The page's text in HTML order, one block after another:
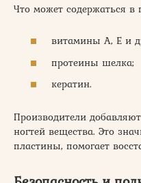
Что может содержаться в
витамины A, E и
протеины шелка;
кератин.
Производители
ногтей вещества. Это
пластины, помогает